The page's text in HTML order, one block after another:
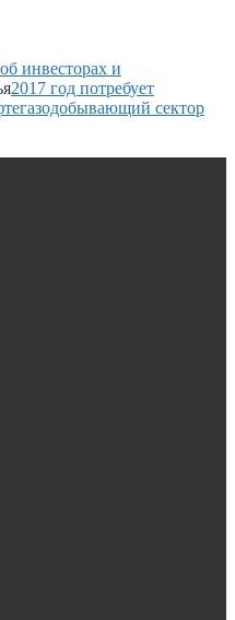
инвесторах и
2017 год потребует
сектор